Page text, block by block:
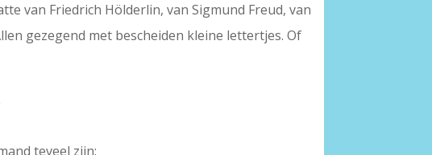
van Friedrich Hölderlin, van Sigmund Freud, van
gezegend met bescheiden kleine lettertjes. Of
teveel zijn: